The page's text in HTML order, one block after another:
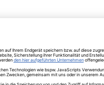
- eine perfekte